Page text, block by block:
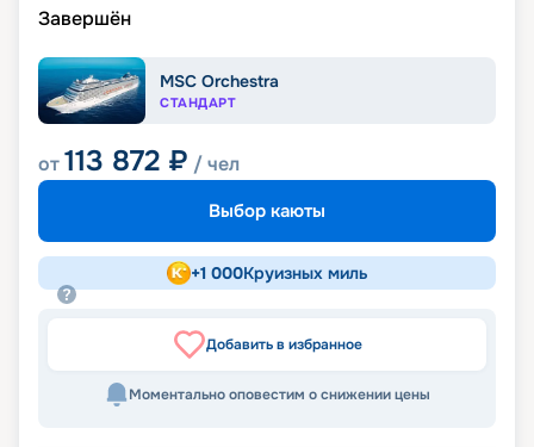
Завершён
MSC Orchestra
СТАНДАРТ
от113 872 ₽ / чел
Выбор каюты
+1 000Круизных миль
Добавить в избранное
Моментально оповестим о снижении цены